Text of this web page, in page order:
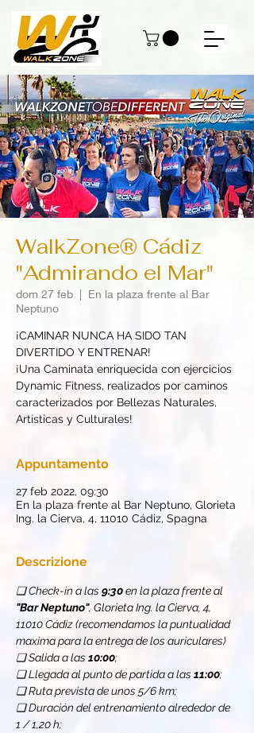
WalkZone® Cádiz
"Admirando el Mar"
dom 27 feb
  |
En la plaza frente al Bar
Neptuno
¡CAMINAR NUNCA HA SIDO TAN
DIVERTIDO Y ENTRENAR!
¡Una Caminata enriquecida con ejercicios
Dynamic Fitness, realizados por caminos
caracterizados por Bellezas Naturales,
Artísticas y Culturales!
Appuntamento
27 feb 2022, 09:30
En la plaza frente al Bar Neptuno, Glorieta
Ing. la Cierva, 4, 11010 Cádiz, Spagna
Descrizione
❏ Check-in a las 9:30 en la plaza frente al
"Bar Neptuno", Glorieta Ing. la Cierva, 4,
11010 Cádiz (recomendamos la puntualidad
maxima para la entrega de los auriculares)
❏ Salida a las 10:00;
❏ Llegada al punto de partida a las 11:00;
❏ Ruta prevista de unos 5/6 km;
❏ Duración del entrenamiento alrededor de
1 / 1,20 h;